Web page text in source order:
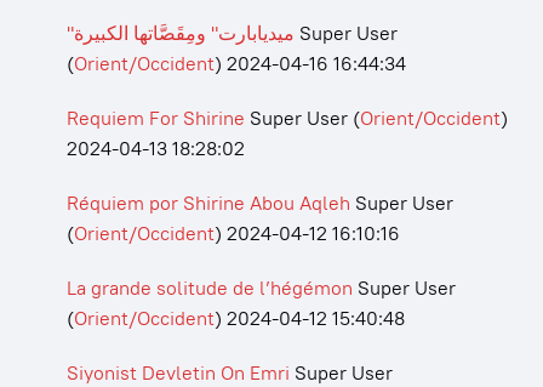
"ميديابارت" ومِقَصَّاتها الكبيرة Super User
(Orient/Occident) 2024-04-16 16:44:34
Requiem For Shirine Super User (Orient/Occident)
2024-04-13 18:28:02
Réquiem por Shirine Abou Aqleh Super User
(Orient/Occident) 2024-04-12 16:10:16
La grande solitude de l’hégémon Super User
(Orient/Occident) 2024-04-12 15:40:48
Siyonist Devletin On Emri Super User